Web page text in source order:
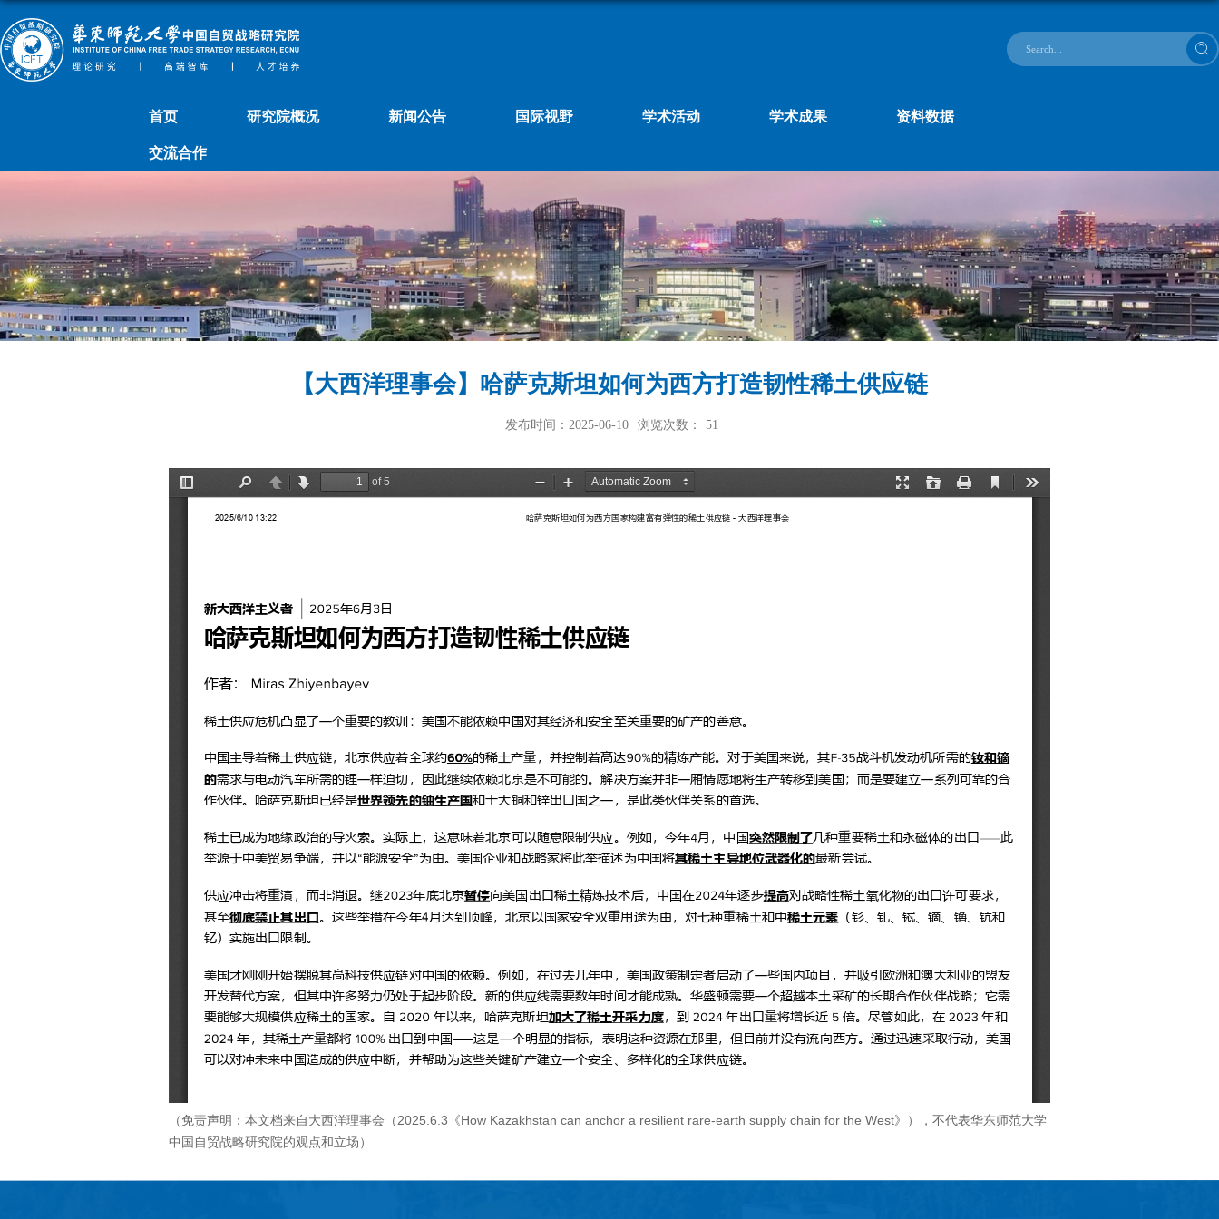
首页 研究院概况 新闻公告 国际视野 学术活动 学术成果 资料数据
交流合作
【大西洋理事会】哈萨克斯坦如何为西方打造韧性稀土供应链
发布时间：2025-06-10 浏览次数： 51
（免责声明：本文档来自大西洋理事会（2025.6.3《How Kazakhstan can anchor a resilient rare‑earth supply chain for the West》），不代表华东师范大学
中国自贸战略研究院的观点和立场）